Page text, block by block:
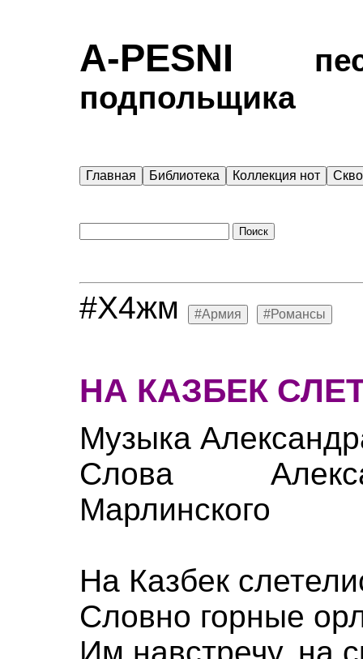
A-PESNI
подпольщика
Главная Библиотека Коллекция нот
#Х4жм #Армия #Романсы
НА КАЗБЕК
Музыка
Слова
Марлинского
На Казбек
Словно горные
Им навстречу, на